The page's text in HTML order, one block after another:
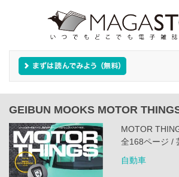
GEIBUN MOOKS MOTOR
MOTOR
全168ページ /
自動車